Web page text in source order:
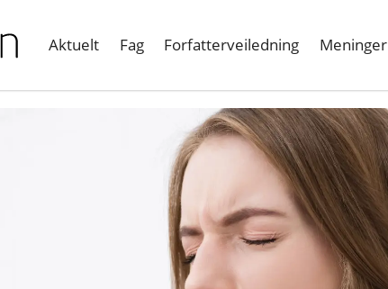
Aktuelt Fag Forfatterveiledning Meninger